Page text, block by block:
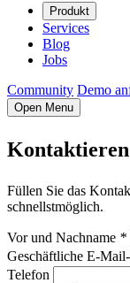
Produkt
Services
Blog
Jobs
Community Demo
Open Menu
Kontaktieren
Füllen Sie das
schnellstmöglich.
Vor und Nachname *
Geschäftliche E-
Telefon